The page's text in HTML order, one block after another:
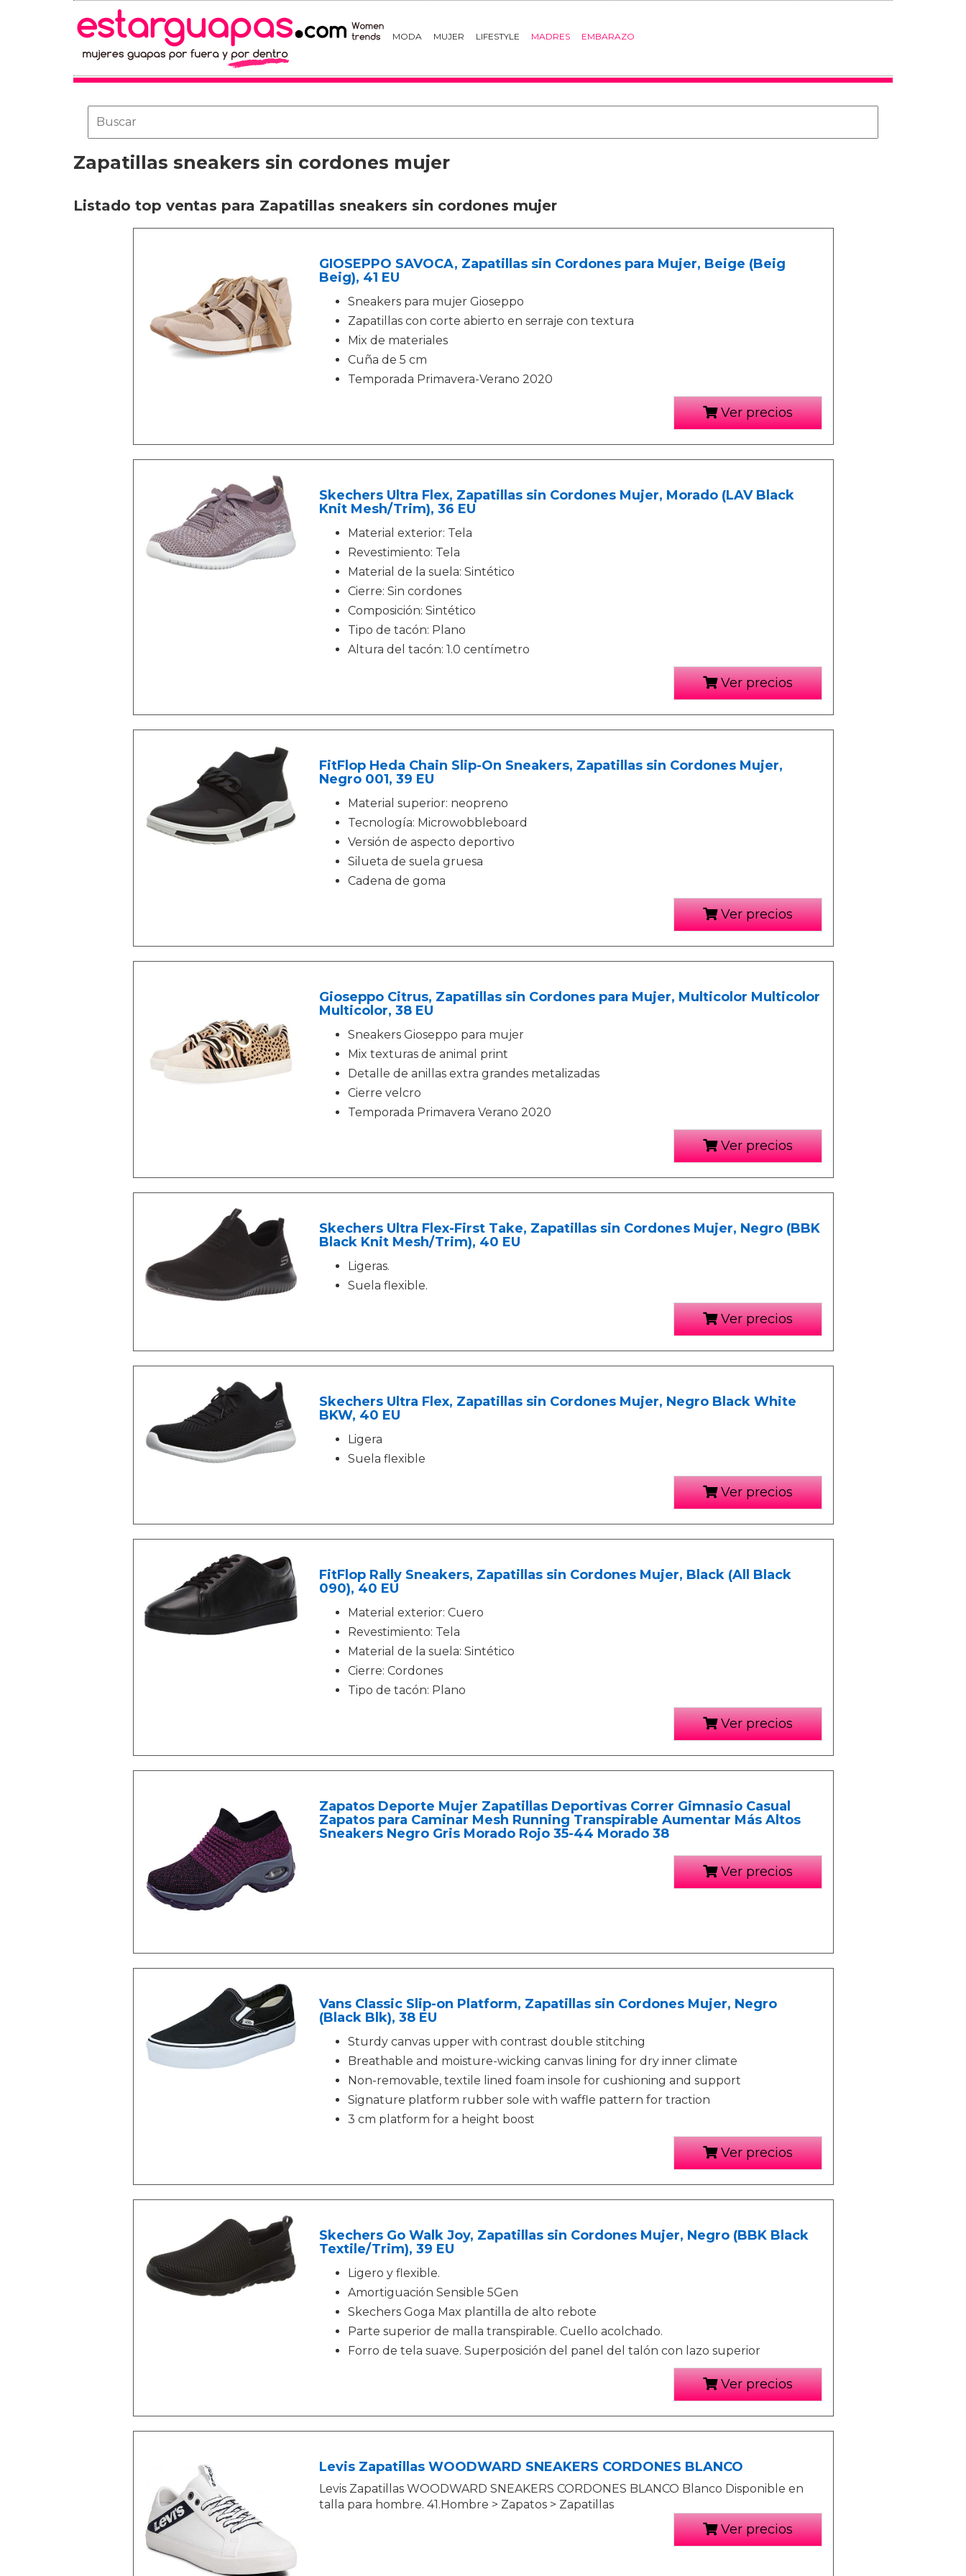
MODA MUJER LIFESTYLE MADRES EMBARAZO
Zapatillas sneakers sin cordones mujer
Listado top ventas para Zapatillas sneakers sin cordones mujer
GIOSEPPO SAVOCA, Zapatillas sin Cordones para Mujer, Beige (Beig
Beig), 41 EU
Sneakers para mujer Gioseppo
Zapatillas con corte abierto en serraje con textura
Mix de materiales
Cuña de 5 cm
Temporada Primavera-Verano 2020
Ver precios
Skechers Ultra Flex, Zapatillas sin Cordones Mujer, Morado (LAV Black
Knit Mesh/Trim), 36 EU
Material exterior: Tela
Revestimiento: Tela
Material de la suela: Sintético
Cierre: Sin cordones
Composición: Sintético
Tipo de tacón: Plano
Altura del tacón: 1.0 centímetro
Ver precios
FitFlop Heda Chain Slip-On Sneakers, Zapatillas sin Cordones Mujer,
Negro 001, 39 EU
Material superior: neopreno
Tecnología: Microwobbleboard
Versión de aspecto deportivo
Silueta de suela gruesa
Cadena de goma
Ver precios
Gioseppo Citrus, Zapatillas sin Cordones para Mujer, Multicolor Multicolor
Multicolor, 38 EU
Sneakers Gioseppo para mujer
Mix texturas de animal print
Detalle de anillas extra grandes metalizadas
Cierre velcro
Temporada Primavera Verano 2020
Ver precios
Skechers Ultra Flex-First Take, Zapatillas sin Cordones Mujer, Negro (BBK
Black Knit Mesh/Trim), 40 EU
Ligeras.
Suela flexible.
Ver precios
Skechers Ultra Flex, Zapatillas sin Cordones Mujer, Negro Black White
BKW, 40 EU
Ligera
Suela flexible
Ver precios
FitFlop Rally Sneakers, Zapatillas sin Cordones Mujer, Black (All Black
090), 40 EU
Material exterior: Cuero
Revestimiento: Tela
Material de la suela: Sintético
Cierre: Cordones
Tipo de tacón: Plano
Ver precios
Zapatos Deporte Mujer Zapatillas Deportivas Correr Gimnasio Casual
Zapatos para Caminar Mesh Running Transpirable Aumentar Más Altos
Sneakers Negro Gris Morado Rojo 35-44 Morado 38
Ver precios
Vans Classic Slip-on Platform, Zapatillas sin Cordones Mujer, Negro
(Black Blk), 38 EU
Sturdy canvas upper with contrast double stitching
Breathable and moisture-wicking canvas lining for dry inner climate
Non-removable, textile lined foam insole for cushioning and support
Signature platform rubber sole with waffle pattern for traction
3 cm platform for a height boost
Ver precios
Skechers Go Walk Joy, Zapatillas sin Cordones Mujer, Negro (BBK Black
Textile/Trim), 39 EU
Ligero y flexible.
Amortiguación Sensible 5Gen
Skechers Goga Max plantilla de alto rebote
Parte superior de malla transpirable. Cuello acolchado.
Forro de tela suave. Superposición del panel del talón con lazo superior
Ver precios
Levis Zapatillas WOODWARD SNEAKERS CORDONES BLANCO
Levis Zapatillas WOODWARD SNEAKERS CORDONES BLANCO Blanco Disponible en
talla para hombre. 41.Hombre > Zapatos > Zapatillas
Ver precios